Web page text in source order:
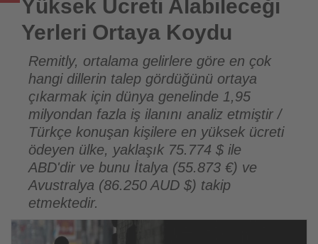
-
Tourexpi,
sizler
için
turizmde
olup
bitenleri
takip
ediyor!
Yüksek Ücreti Alabileceği
Yerleri Ortaya Koydu
Remitly, ortalama gelirlere göre en çok
hangi dillerin talep gördüğünü ortaya
çıkarmak için dünya genelinde 1,95
milyondan fazla iş ilanını analiz etmiştir /
Türkçe konuşan kişilere en yüksek ücreti
ödeyen ülke, yaklaşık 75.774 $ ile
ABD'dir ve bunu İtalya (55.873 €) ve
Avustralya (86.250 AUD $) takip
etmektedir.